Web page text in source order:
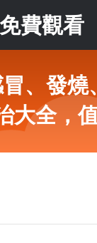
費觀看
、發燒
大全，